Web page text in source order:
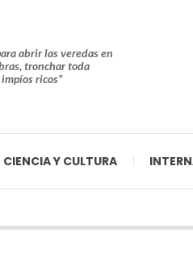
abrir las veredas en
tronchar toda
ricos”
CIENCIA Y CULTURA